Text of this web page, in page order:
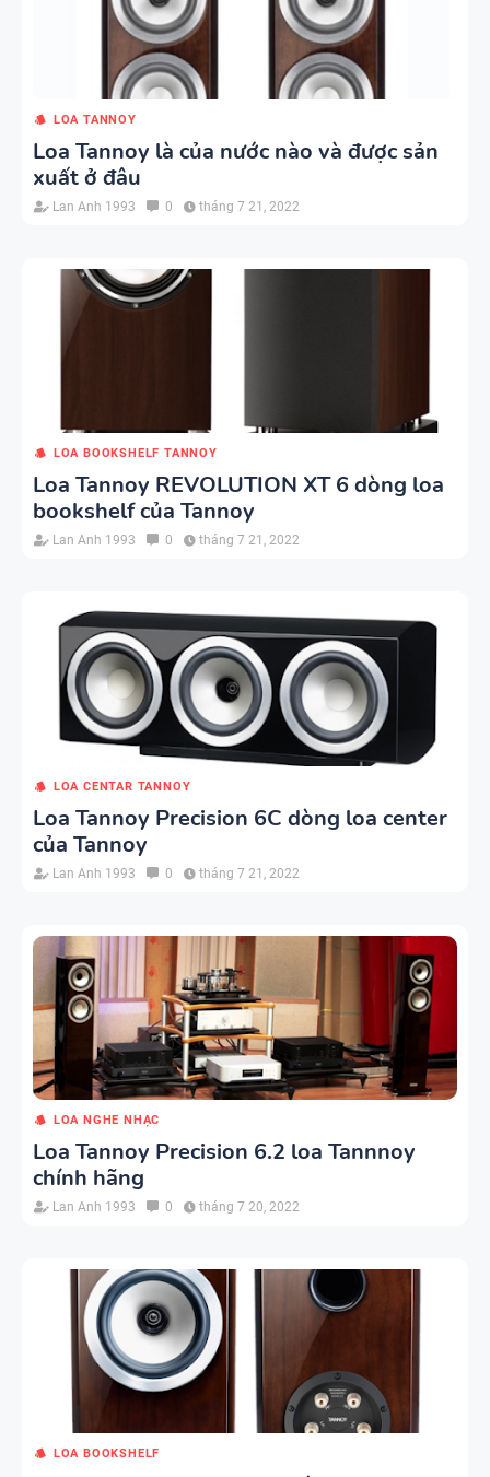
LOA TANNOY
Loa Tannoy là của nước nào và được sản
xuất ở đâu
Lan Anh 1993 0 tháng 7 21, 2022
LOA BOOKSHELF TANNOY
Loa Tannoy REVOLUTION XT 6 dòng loa
bookshelf của Tannoy
Lan Anh 1993 0 tháng 7 21, 2022
LOA CENTAR TANNOY
Loa Tannoy Precision 6C dòng loa center
của Tannoy
Lan Anh 1993 0 tháng 7 21, 2022
LOA NGHE NHẠC
Loa Tannoy Precision 6.2 loa Tannnoy
chính hãng
Lan Anh 1993 0 tháng 7 20, 2022
LOA BOOKSHELF